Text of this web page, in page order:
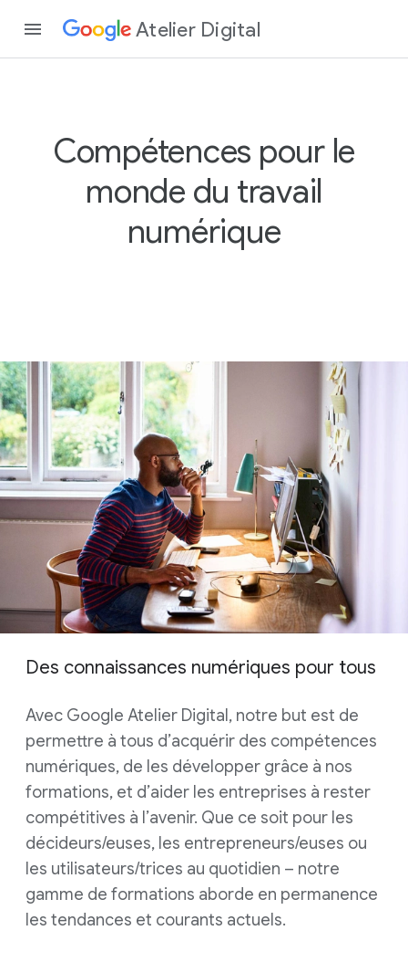
Atelier Digital
Compétences pour le
monde du travail
numérique
Des connaissances numériques pour tous
Avec Google Atelier Digital, notre but est de
permettre à tous d’acquérir des compétences
numériques, de les développer grâce à nos
formations, et d’aider les entreprises à rester
compétitives à l’avenir. Que ce soit pour les
décideurs/euses, les entrepreneurs/euses ou
les utilisateurs/trices au quotidien – notre
gamme de formations aborde en permanence
les tendances et courants actuels.